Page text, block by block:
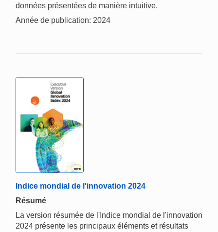
données présentées de manière intuitive.
Année de publication: 2024
Indice mondial de l'innovation 2024
Résumé
La version résumée de l'Indice mondial de l'innovation
2024 présente les principaux éléments et résultats